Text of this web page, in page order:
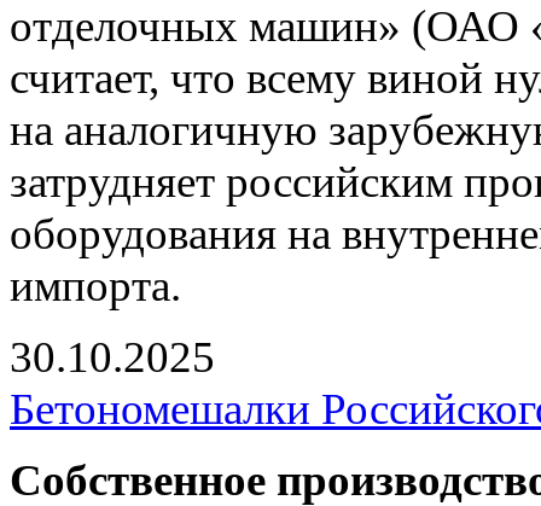
отделочных машин»
считает, что всему виной
на аналогичную
затрудняет российским
оборудования на
импорта.
30.10.2025
Бетономешалки
Собственное